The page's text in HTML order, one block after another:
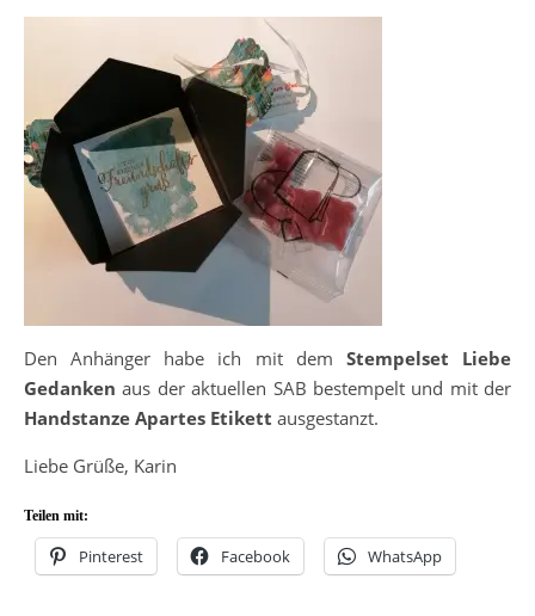
Den Anhänger habe ich mit dem Stempelset Liebe
Gedanken aus der aktuellen SAB bestempelt und mit der
Handstanze Apartes Etikett ausgestanzt.
Liebe Grüße, Karin
Teilen mit:
Pinterest Facebook WhatsApp